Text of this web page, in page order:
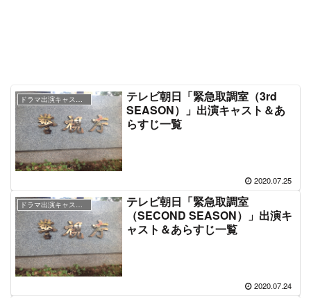
テレビ朝日「緊急取調室（3rd
SEASON）」出演キャスト＆あ
らすじ一覧
2020.07.25
テレビ朝日「緊急取調室
（SECOND SEASON）」出演キ
ャスト＆あらすじ一覧
2020.07.24